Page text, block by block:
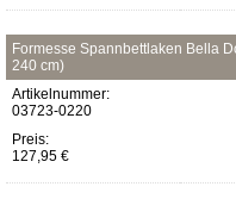
Formesse Spannbettlaken Bella
240 cm)
Artikelnummer:
03723-0220
Preis:
127,95 €